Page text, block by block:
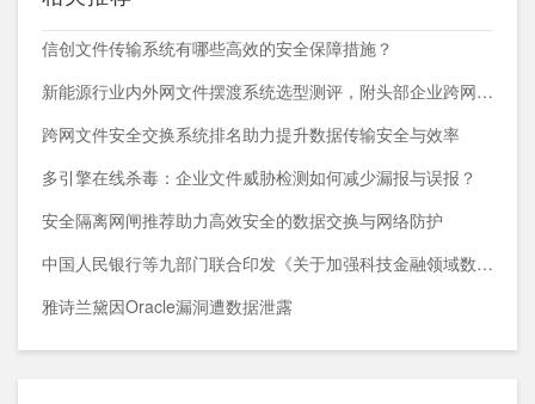
信创文件传输系统有哪些高效的安全保障措施？
新能源行业内外网文件摆渡系统选型测评，附头部企业跨网部署案例
跨网文件安全交换系统排名助力提升数据传输安全与效率
多引擎在线杀毒：企业文件威胁检测如何减少漏报与误报？
安全隔离网闸推荐助力高效安全的数据交换与网络防护
中国人民银行等九部门联合印发《关于加强科技金融领域数据开发利用的通知》
雅诗兰黛因Oracle漏洞遭数据泄露